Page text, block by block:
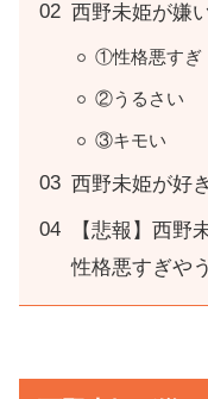
西野未姫が嫌
①性格悪すぎ
②うるさい
③キモい
西野未姫が好
【悲報】西野
性格悪すぎや